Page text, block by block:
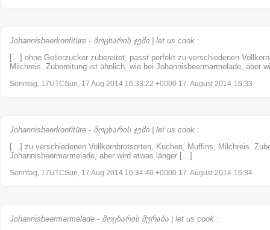
Johannisbeerkonfitüre - მოცხარის ჯემი | let us cook :
[…] ohne Gelierzucker zubereitet, passt perfekt zu verschiedenen
Milchreis. Zubereitung ist ähnlich, wie bei Johannisbeermarmelade, aber
Sonntag, 17UTCSun, 17 Aug 2014 16:33:22 +0000 17. August 2014 16:33
Johannisbeerkonfitüre - მოცხარის ჯემი | let us cook :
[…] zu verschiedenen Vollkornbrotsorten, Kuchen, Muffins, Milchreis.
Johannisbeermarmelade, aber wird etwas länger […]
Sonntag, 17UTCSun, 17 Aug 2014 16:34:40 +0000 17. August 2014 16:34
Johannisbeermarmelade - მოცხარის მურაბა | let us cook :